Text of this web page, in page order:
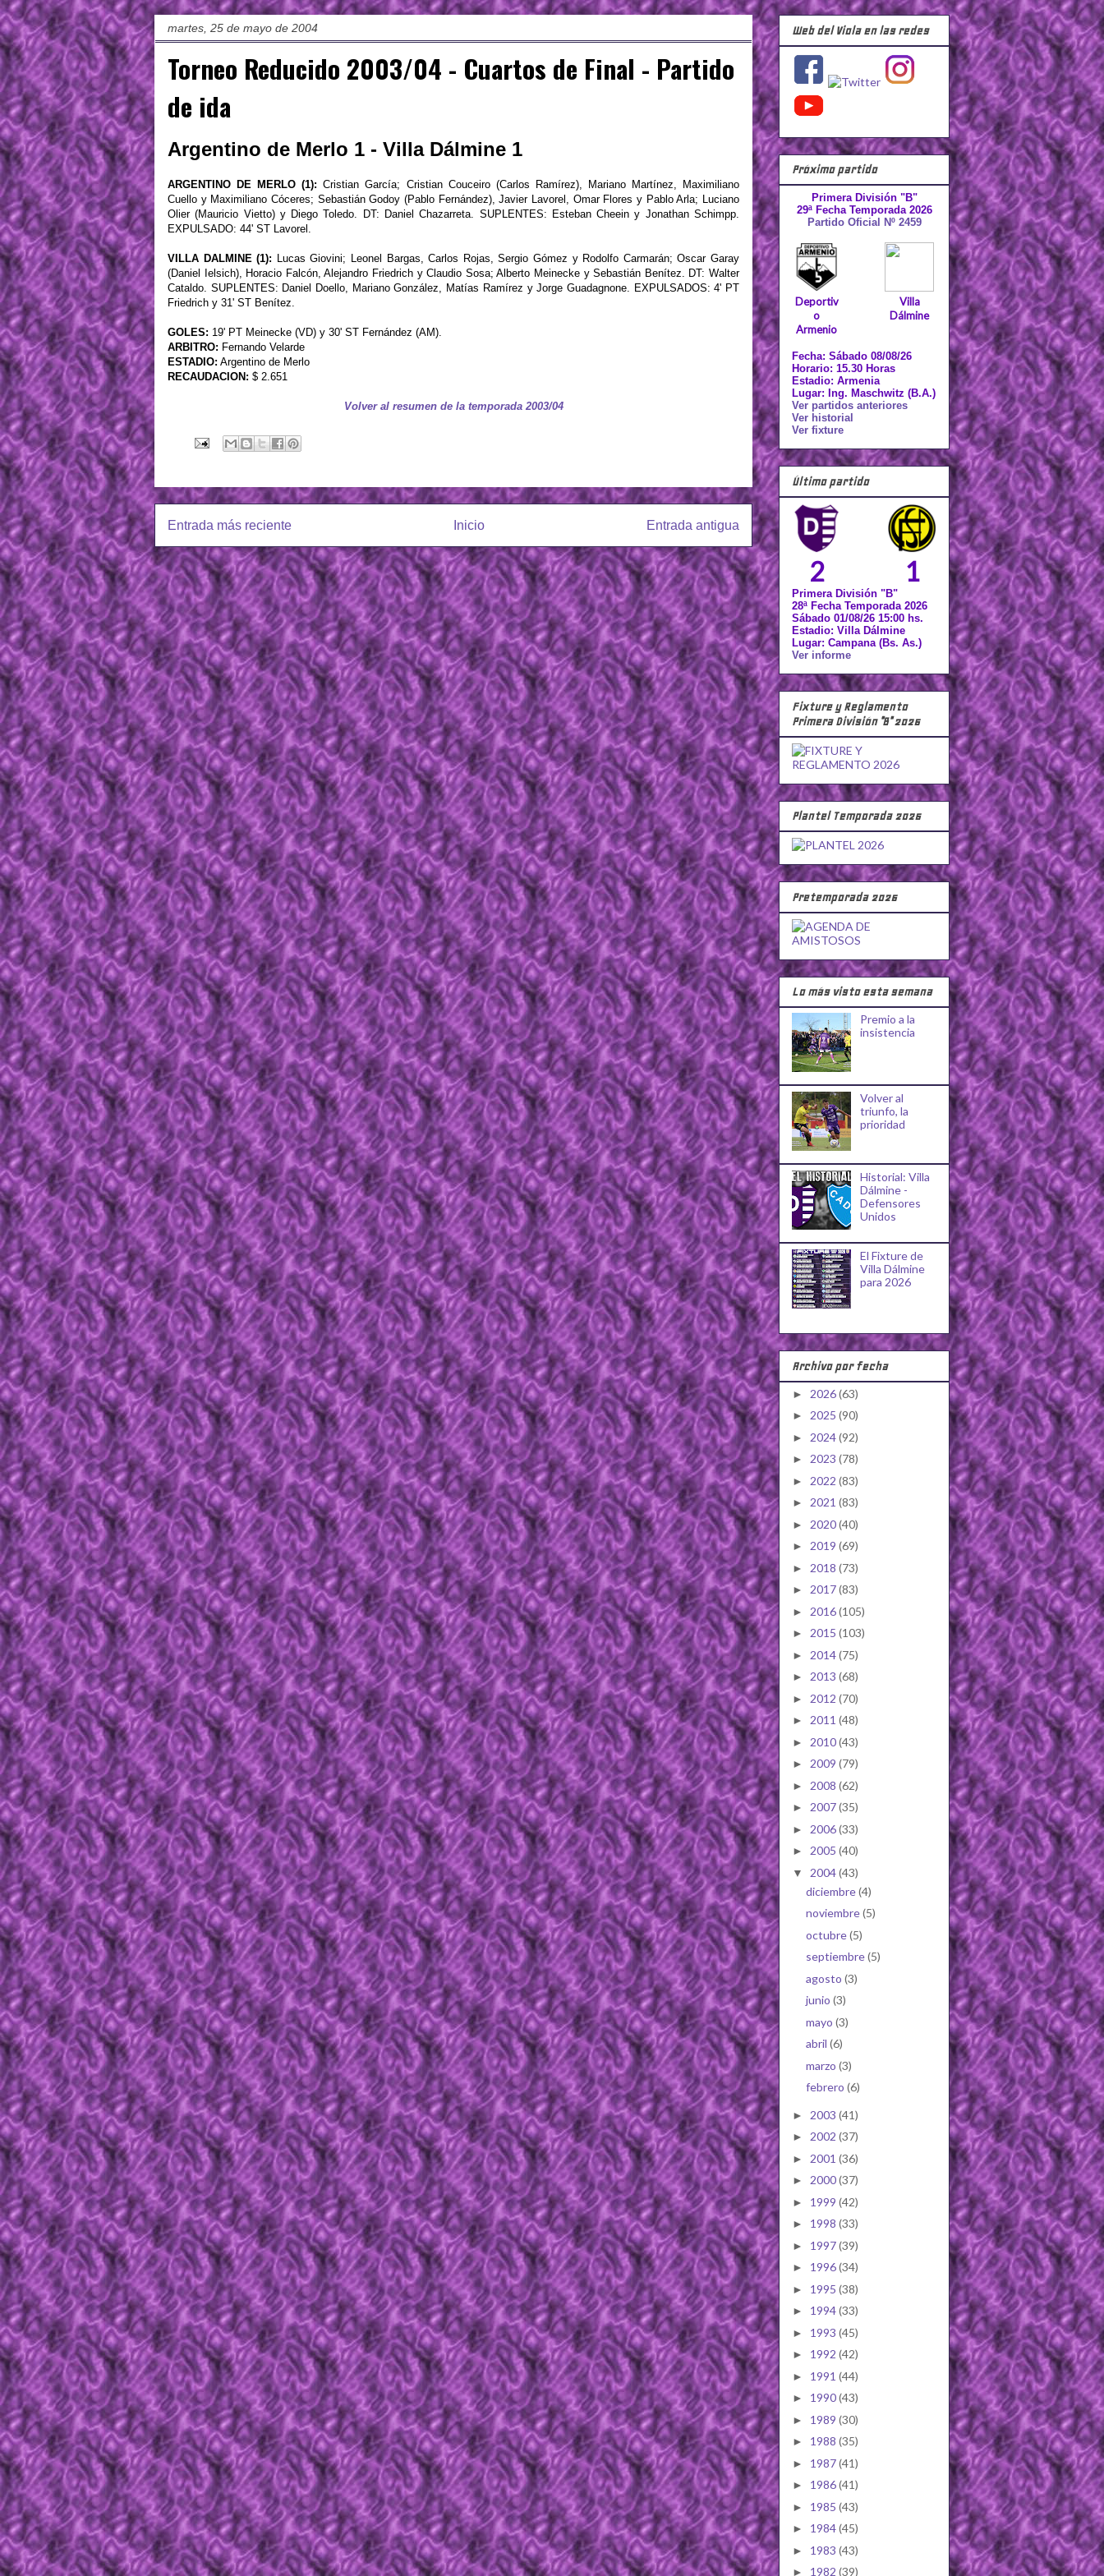
martes, 25 de mayo de 2004
Torneo Reducido 2003/04 - Cuartos de Final - Partido
de ida
Argentino de Merlo 1 - Villa Dálmine 1
ARGENTINO DE MERLO (1): Cristian García; Cristian Couceiro (Carlos Ramírez), Mariano Martínez, Maximiliano
Cuello y Maximiliano Cóceres; Sebastián Godoy (Pablo Fernández), Javier Lavorel, Omar Flores y Pablo Arla; Luciano
Olier (Mauricio Vietto) y Diego Toledo. DT: Daniel Chazarreta. SUPLENTES: Esteban Cheein y Jonathan Schimpp.
EXPULSADO: 44' ST Lavorel.
VILLA DALMINE (1): Lucas Giovini; Leonel Bargas, Carlos Rojas, Sergio Gómez y Rodolfo Carmarán; Oscar Garay
(Daniel Ielsich), Horacio Falcón, Alejandro Friedrich y Claudio Sosa; Alberto Meinecke y Sebastián Benítez. DT: Walter
Cataldo. SUPLENTES: Daniel Doello, Mariano González, Matías Ramírez y Jorge Guadagnone. EXPULSADOS: 4' PT
Friedrich y 31' ST Benítez.
GOLES: 19' PT Meinecke (VD) y 30' ST Fernández (AM).
ARBITRO: Fernando Velarde
ESTADIO: Argentino de Merlo
RECAUDACION: $ 2.651
Volver al resumen de la temporada 2003/04
Entrada más reciente Entrada antigua
Inicio
Web del Viola en las redes
Próximo partido
Primera División "B"
29ª Fecha Temporada 2026
Partido Oficial Nº 2459
Deportiv
o
Armenio
Villa
Dálmine
Fecha: Sábado 08/08/26
Horario: 15.30 Horas
Estadio: Armenia
Lugar: Ing. Maschwitz (B.A.)
Ver partidos anteriores
Ver historial
Ver fixture
Último partido
2 1
Primera División "B"
28ª Fecha Temporada 2026
Sábado 01/08/26 15:00 hs.
Estadio: Villa Dálmine
Lugar: Campana (Bs. As.)
Ver informe
Fixture y Reglamento
Primera División "B" 2026
Plantel Temporada 2026
Pretemporada 2026
Lo más visto esta semana
Premio a la
insistencia
Volver al
triunfo, la
prioridad
Historial: Villa
Dálmine -
Defensores
Unidos
El Fixture de
Villa Dálmine
para 2026
Archivo por fecha
► 2026(63)
► 2025 (90)
► 2024(92)
► 2023 (78)
► 2022 (83)
► 2021 (83)
► 2020(40)
► 2019 (69)
► 2018 (73)
► 2017(83)
► 2016(105)
► 2015 (103)
► 2014(75)
► 2013 (68)
► 2012 (70)
► 2011 (48)
► 2010(43)
► 2009 (79)
► 2008 (62)
► 2007(35)
► 2006(33)
► 2005 (40)
▼ 2004(43)
diciembre(4)
noviembre(5)
octubre(5)
septiembre(5)
agosto (3)
junio (3)
mayo (3)
abril (6)
marzo (3)
febrero (6)
► 2003 (41)
► 2002 (37)
► 2001 (36)
► 2000(37)
► 1999 (42)
► 1998 (33)
► 1997(39)
► 1996(34)
► 1995 (38)
► 1994(33)
► 1993 (45)
► 1992 (42)
► 1991 (44)
► 1990(43)
► 1989 (30)
► 1988 (35)
► 1987(41)
► 1986(41)
► 1985 (43)
► 1984(45)
► 1983 (43)
► 1982 (39)